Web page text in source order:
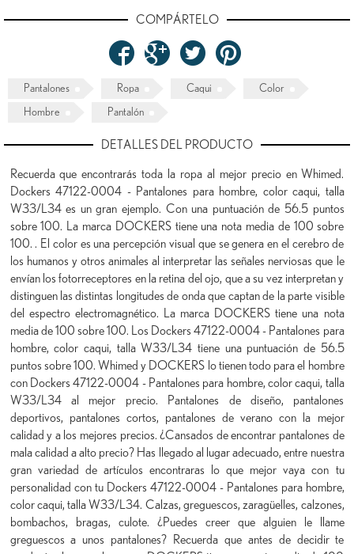
COMPÁRTELO
Pantalones Ropa Caqui Color
Hombre Pantalón
DETALLES DEL PRODUCTO
Recuerda que encontrarás toda la ropa al mejor precio en Whimed.
Dockers 47122-0004 - Pantalones para hombre, color caqui, talla
W33/L34 es un gran ejemplo. Con una puntuación de 56.5 puntos
sobre 100. La marca DOCKERS tiene una nota media de 100 sobre
100. . El color es una percepción visual que se genera en el cerebro de
los humanos y otros animales al interpretar las señales nerviosas que le
envían los fotorreceptores en la retina del ojo, que a su vez interpretan y
distinguen las distintas longitudes de onda que captan de la parte visible
del espectro electromagnético. La marca DOCKERS tiene una nota
media de 100 sobre 100. Los Dockers 47122-0004 - Pantalones para
hombre, color caqui, talla W33/L34 tiene una puntuación de 56.5
puntos sobre 100. Whimed y DOCKERS lo tienen todo para el hombre
con Dockers 47122-0004 - Pantalones para hombre, color caqui, talla
W33/L34 al mejor precio. Pantalones de diseño, pantalones
deportivos, pantalones cortos, pantalones de verano con la mejor
calidad y a los mejores precios. ¿Cansados de encontrar pantalones de
mala calidad a alto precio? Has llegado al lugar adecuado, entre nuestra
gran variedad de artículos encontraras lo que mejor vaya con tu
personalidad con tu Dockers 47122-0004 - Pantalones para hombre,
color caqui, talla W33/L34. Calzas, greguescos, zaragüelles, calzones,
bombachos, bragas, culote. ¿Puedes creer que alguien le llame
greguescos a unos pantalones? Recuerda que antes de decidir te